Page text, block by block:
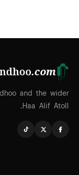
.com
and the wider
Haa Alif Atoll.